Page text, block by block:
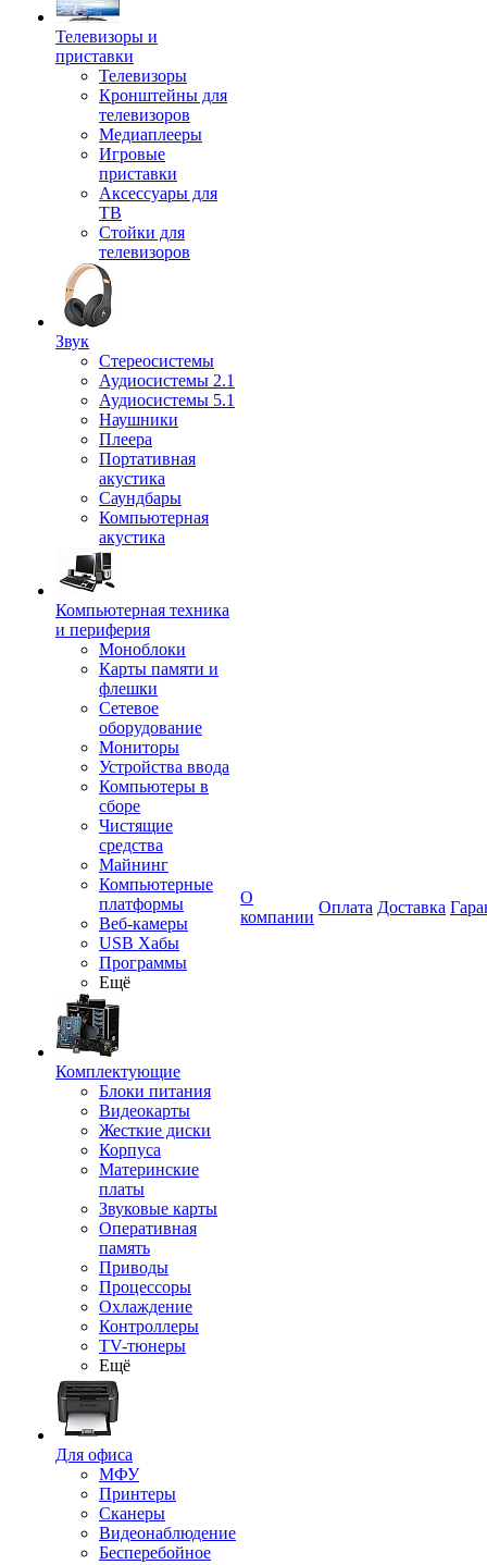
Телевизоры и
приставки
Телевизоры
Кронштейны для
телевизоров
Медиаплееры
Игровые
приставки
Аксессуары для
ТВ
Стойки для
телевизоров
Звук
Стереосистемы
Аудиосистемы 2.1
Аудиосистемы 5.1
Наушники
Плеера
Портативная
акустика
Саундбары
Компьютерная
акустика
Компьютерная техника
и периферия
Моноблоки
Карты памяти и
флешки
Сетевое
оборудование
Мониторы
Устройства ввода
Компьютеры в
сборе
Чистящие
средства
Майнинг
Компьютерные
платформы
Веб-камеры
USB Хабы
Программы
Ещё
Комплектующие
Блоки питания
Видеокарты
Жесткие диски
Корпуса
Материнские
платы
Звуковые карты
Оперативная
память
Приводы
Процессоры
Охлаждение
Контроллеры
TV-тюнеры
Ещё
Для офиса
МФУ
Принтеры
Сканеры
Видеонаблюдение
Бесперебойное
О
компании
Оплата Доставка